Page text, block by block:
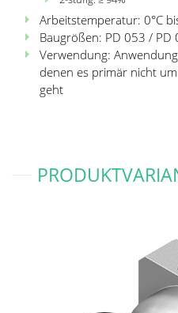
Arbeitstemperatur: 0°C
Baugrößen: PD 053 /
Verwendung:
denen es primär nicht
geht